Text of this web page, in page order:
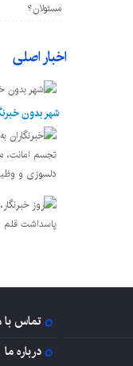
مسئولان؟
اخبار اصلی
شهر بدون
تماس با
درباره ما